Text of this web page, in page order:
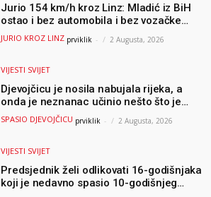
Jurio 154 km/h kroz Linz: Mladić iz BiH
ostao i bez automobila i bez vozačke
dozvole
JURIO KROZ LINZ prviklik - 2 Augusta, 2026
VIJESTI SVIJET
Djevojčicu je nosila nabujala rijeka, a
onda je neznanac učinio nešto što je
mnoge ostavilo bez riječi
SPASIO DJEVOJČICU prviklik - 2 Augusta, 2026
VIJESTI SVIJET
Predsjednik želi odlikovati 16-godišnjaka
koji je nedavno spasio 10-godišnjeg